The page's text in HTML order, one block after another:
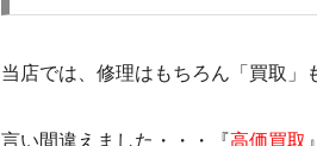
当店では、修理はもちろん「買取
言い間違えました・・・『高価買取